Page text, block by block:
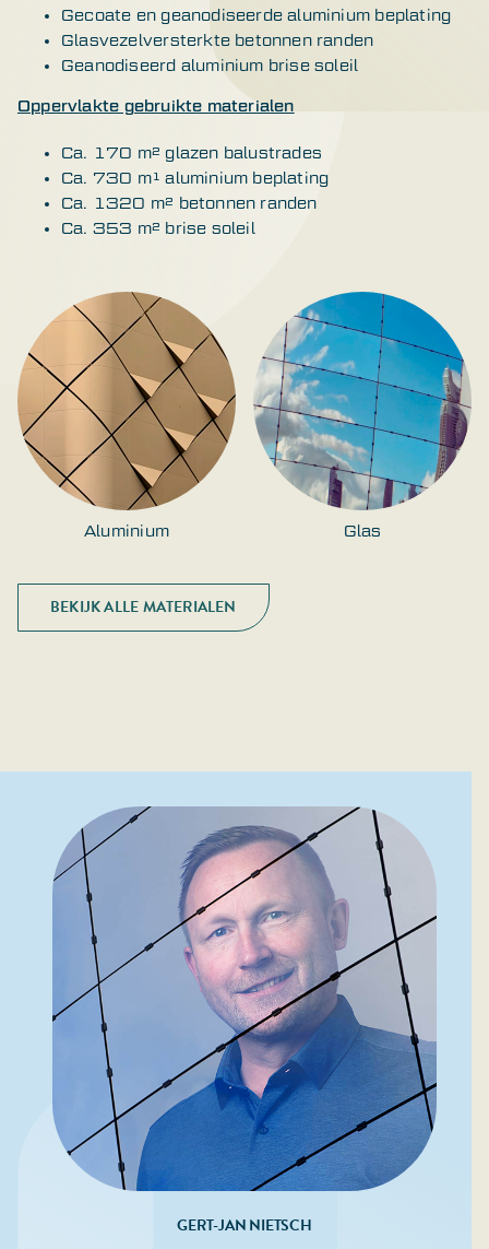
Gecoate en geanodiseerde aluminium beplating
Glasvezelversterkte betonnen randen
Geanodiseerd aluminium brise soleil
Oppervlakte gebruikte materialen
Ca. 170 m² glazen balustrades
Ca. 730 m¹ aluminium beplating
Ca. 1320 m² betonnen randen
Ca. 353 m² brise soleil
Aluminium Glas
BEKIJK ALLE MATERIALEN
GERT-JAN NIETSCH